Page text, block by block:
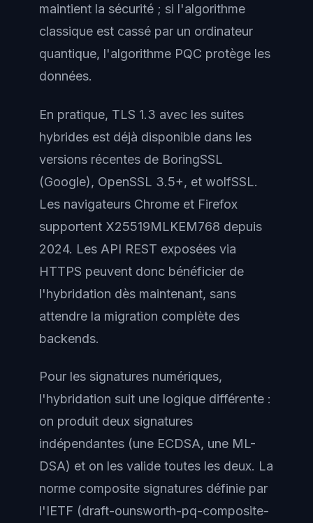
maintient la sécurité ; si l'algorithme
classique est cassé par un ordinateur
quantique, l'algorithme PQC protège les
données.
En pratique, TLS 1.3 avec les suites
hybrides est déjà disponible dans les
versions récentes de BoringSSL
(Google), OpenSSL 3.5+, et wolfSSL.
Les navigateurs Chrome et Firefox
supportent X25519MLKEM768 depuis
2024. Les API REST exposées via
HTTPS peuvent donc bénéficier de
l'hybridation dès maintenant, sans
attendre la migration complète des
backends.
Pour les signatures numériques,
l'hybridation suit une logique différente :
on produit deux signatures
indépendantes (une ECDSA, une ML-
DSA) et on les valide toutes les deux. La
norme composite signatures définie par
l'IETF (draft-ounsworth-pq-composite-